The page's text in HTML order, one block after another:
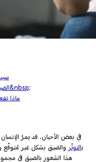
الضيق النفسي المُفاجئ والاكتئاب دون سبب&nbsp;
ماذا
في بعض الأحيان، قد يمرّ
بالتوتّر والضيق بشكل غير
هذا الشعور بالضيق في